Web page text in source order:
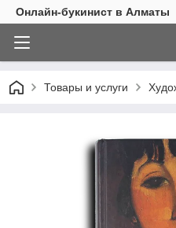
Онлайн-букинист в Алматы
Товары и услуги